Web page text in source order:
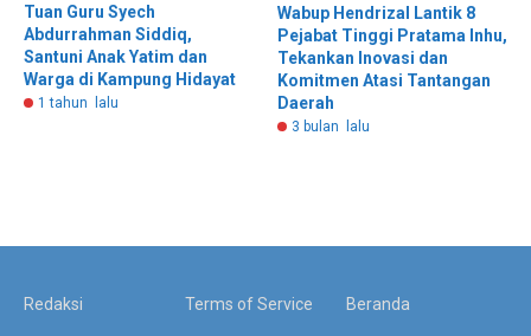
Tuan Guru Syech
Abdurrahman Siddiq,
Santuni Anak Yatim dan
Warga di Kampung Hidayat
1 tahun lalu
Wabup Hendrizal Lantik 8
Pejabat Tinggi Pratama Inhu,
Tekankan Inovasi dan
Komitmen Atasi Tantangan
Daerah
3 bulan lalu
Redaksi Terms of Service Beranda